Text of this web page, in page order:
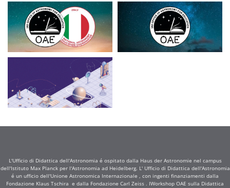
L'Ufficio di Didattica dell'Astronomia é ospitato dalla Haus der Astronomie nel campus
dell'Istituto Max Planck per l'Astronomia ad Heidelberg. L' Ufficio di Didattica dell'Astronomia
é un ufficio dell'Unione Astronomica Internazionale , con ingenti finanziamenti dalla
Fondazione Klaus Tschira e dalla Fondazione Carl Zeiss . IWorkshop OAE sulla Didattica